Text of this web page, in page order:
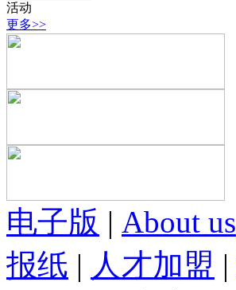
活动
更多>>
电子版 | About us
报纸 | 人才加盟 |